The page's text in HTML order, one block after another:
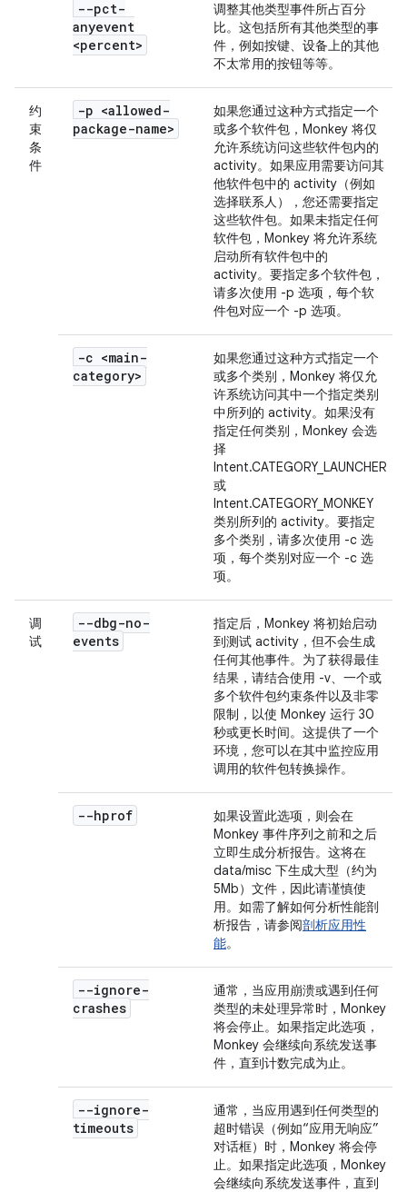
--pct-
anyevent
<percent>
调整其他类型事件所占百分
比。这包括所有其他类型的事
件，例如按键、设备上的其他
不太常用的按钮等等。
约
束
条
件
-p <allowed-
package-name>
如果您通过这种方式指定一个
或多个软件包，Monkey 将仅
允许系统访问这些软件包内的
activity。 如果应用需要访问其
他软件包中的 activity（例如
选择联系人），您还需要指定
这些软件包。如果未指定任何
软件包，Monkey 将允许系统
启动所有软件包中的
activity。要指定多个软件包，
请多次使用 -p 选项，每个软
件包对应一个 -p 选项。
-c <main-
category>
如果您通过这种方式指定一个
或多个类别，Monkey 将仅允
许系统访问其中一个指定类别
中所列的 activity。 如果没有
指定任何类别，Monkey 会选
择
Intent.CATEGORY_LAUNCHER
或
Intent.CATEGORY_MONKEY
类别所列的 activity。要指定
多个类别，请多次使用 -c 选
项，每个类别对应一个 -c 选
项。
调
试
--dbg-no-
events
指定后，Monkey 将初始启动
到测试 activity，但不会生成
任何其他事件。为了获得最佳
结果，请结合使用 -v、一个或
多个软件包约束条件以及非零
限制，以使 Monkey 运行 30
秒或更长时间。这提供了一个
环境，您可以在其中监控应用
调用的软件包转换操作。
--hprof
如果设置此选项，则会在
Monkey 事件序列之前和之后
立即生成分析报告。这将在
data/misc 下生成大型（约为
5Mb）文件，因此请谨慎使
用。如需了解如何分析性能剖
析报告，请参阅剖析应用性
能。
--ignore-
crashes
通常，当应用崩溃或遇到任何
类型的未处理异常时，Monkey
将会停止。如果指定此选项，
Monkey 会继续向系统发送事
件，直到计数完成为止。
--ignore-
timeouts
通常，当应用遇到任何类型的
超时错误（例如“应用无响应”
对话框）时，Monkey 将会停
止。如果指定此选项，Monkey
会继续向系统发送事件，直到